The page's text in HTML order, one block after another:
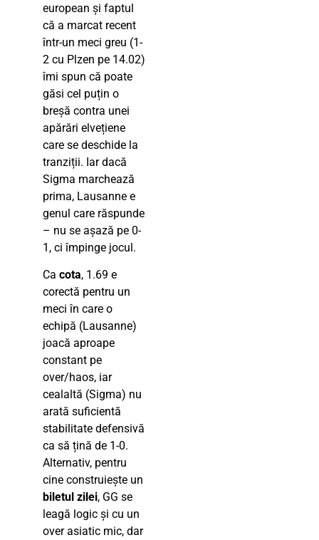
european și faptul
că a marcat recent
într-un meci greu (1-
2 cu Plzen pe 14.02)
îmi spun că poate
găsi cel puțin o
breșă contra unei
apărări elvețiene
care se deschide la
tranziții. Iar dacă
Sigma marchează
prima, Lausanne e
genul care răspunde
– nu se așază pe 0-
1, ci împinge jocul.
Ca cota, 1.69 e
corectă pentru un
meci în care o
echipă (Lausanne)
joacă aproape
constant pe
over/haos, iar
cealaltă (Sigma) nu
arată suficientă
stabilitate defensivă
ca să țină de 1-0.
Alternativ, pentru
cine construiește un
biletul zilei, GG se
leagă logic și cu un
over asiatic mic, dar